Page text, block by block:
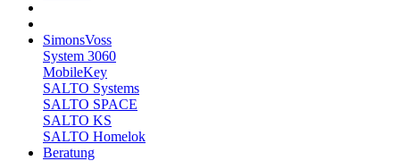
SimonsVoss
System 3060
MobileKey
SALTO Systems
SALTO SPACE
SALTO KS
SALTO Homelok
Beratung